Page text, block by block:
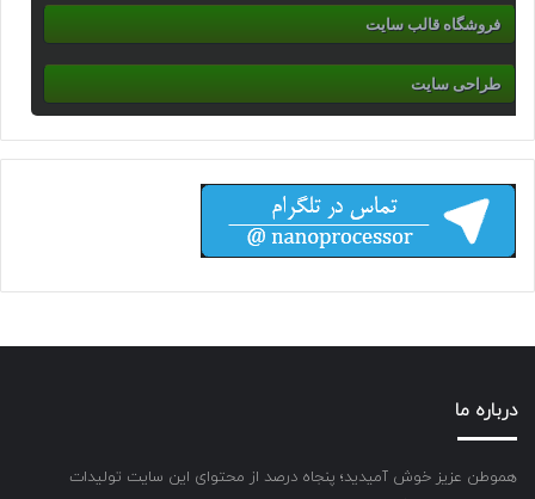
فروشگاه قالب سایت
طراحی سایت
درباره ما
هموطن عزیز خوش آمیدید؛ پنجاه درصد از محتوای این سایت تولیدات